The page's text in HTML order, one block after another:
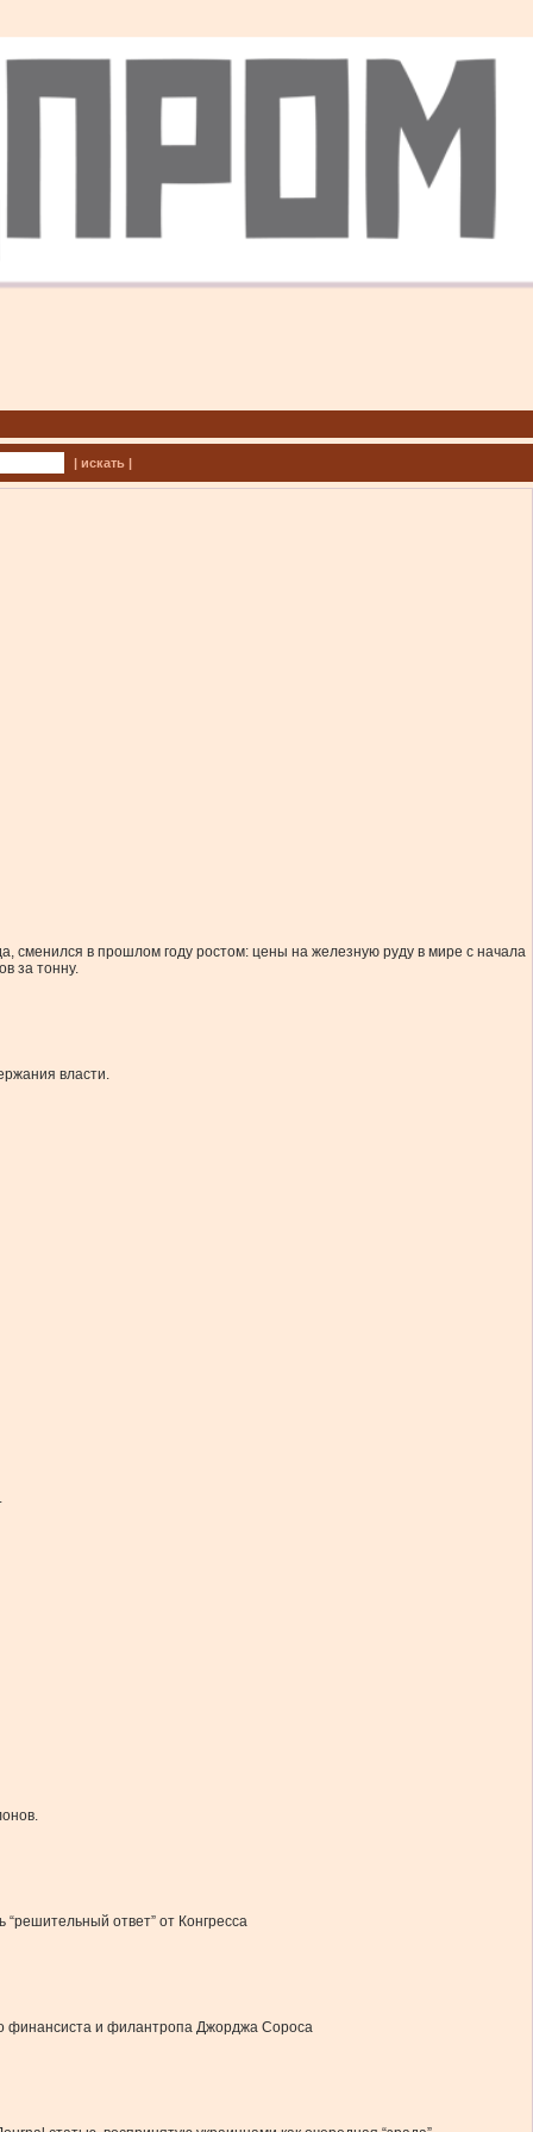
| искать |
сменился в прошлом году ростом: цены на железную руду в мире с начала
за тонну.
власти.
ответ” от Конгресса
финансиста и филантропа Джорджа Сороса